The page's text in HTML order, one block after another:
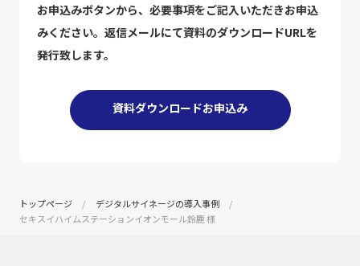
お申込みボタンから、必要事項をご記入いただきお申込
みください。返信メールにて資料のダウンロードURLを
発行致します。
資料ダウンロードお申込み
トップページ
デジタルサイネージの導入事例
セキスイハイムステーションイオンモール鈴鹿 様